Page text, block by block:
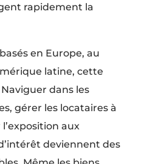
rapidement la
en Europe, au
latine, cette
dans les
gérer les locataires à
aux
deviennent des